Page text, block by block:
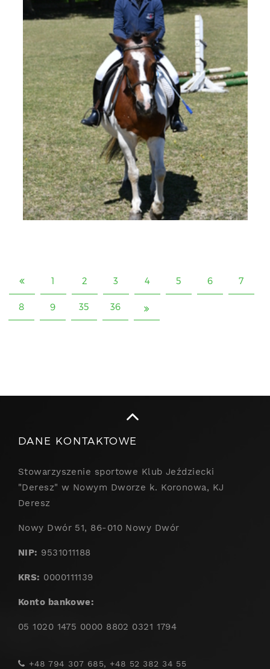
1 2 3 4 5 6 7
8 9 35 36
DANE KONTAKTOWE
Stowarzyszenie sportowe Klub Jeździecki
"Deresz" w Nowym Dworze k. Koronowa, KJ
Deresz
Nowy Dwór 51, 86-010 Nowy Dwór
NIP: 9531011188
KRS: 0000111139
Konto bankowe:
05 1020 1475 0000 8802 0321 1794
+48 794 307 685, +48 52 382 34 55